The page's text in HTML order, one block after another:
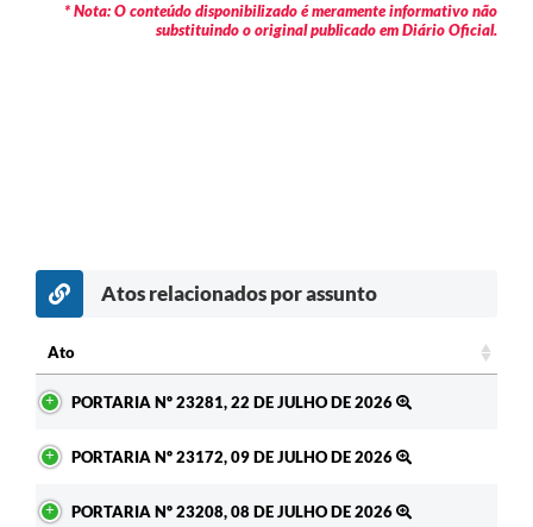
* Nota: O conteúdo disponibilizado é meramente informativo não
substituindo o original publicado em Diário Oficial.
Atos relacionados por assunto
Ato
PORTARIA Nº 23281, 22 DE JULHO DE 2026
PORTARIA Nº 23172, 09 DE JULHO DE 2026
PORTARIA Nº 23208, 08 DE JULHO DE 2026